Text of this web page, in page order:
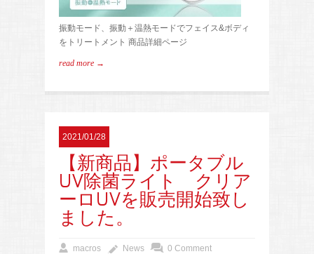
振動モード、振動＋温熱モードでフェイス&ボディ
をトリートメント 商品詳細ページ
read more →
2021/01/28
【新商品】ポータブル
UV除菌ライト クリア
ーロUVを販売開始致し
ました。
macros News 0 Comment